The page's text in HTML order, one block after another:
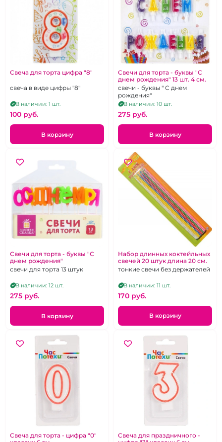
Свеча для торта цифра "8"
свеча в виде цифры "8"
В наличии: 1 шт.
100 pуб.
В корзину
Свечи для торта - буквы "С
днем рождения" 13 шт. 4 см.
свечи - буквы " С днем
рождения"
В наличии: 10 шт.
275 pуб.
В корзину
Свечи для торта - буквы "С
днем рождения"
свечи для торта 13 штук
В наличии: 12 шт.
275 pуб.
В корзину
Набор длинных коктейльных
свечей 20 штук длина 20 см.
тонкие свечи без держателей
В наличии: 11 шт.
170 pуб.
В корзину
Свеча для торта - цифра "0"
Свеча для праздничного -